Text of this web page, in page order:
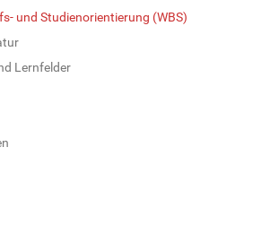
und Studienorientierung (WBS)
Lernfelder